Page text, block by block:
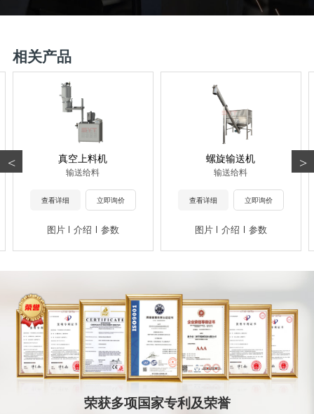
相关产品
真空上料机
输送给料
查看详细 立即询价
图片 介绍 参数
螺旋输送机
输送给料
查看详细 立即询价
图片 介绍 参数
>
<
荣获多项国家专利及荣誉